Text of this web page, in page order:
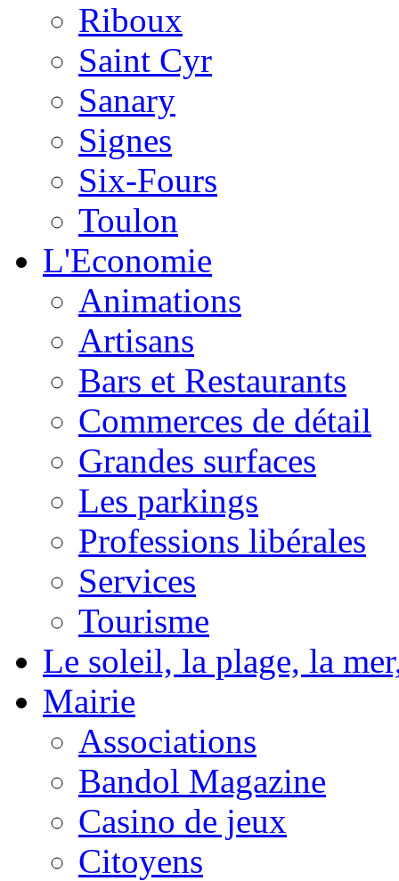
Riboux
Saint Cyr
Sanary
Signes
Six-Fours
Toulon
L'Economie
Animations
Artisans
Bars et Restaurants
Commerces de détail
Grandes surfaces
Les parkings
Professions libérales
Services
Tourisme
Le soleil, la plage, la
Mairie
Associations
Bandol Magazine
Casino de jeux
Citoyens